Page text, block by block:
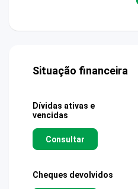
Situação financeira
Dívidas ativas e
vencidas
Consultar
Cheques devolvidos